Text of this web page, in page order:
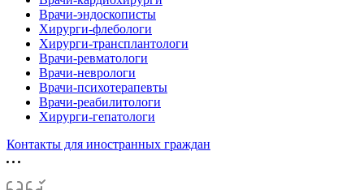
Врачи-эндоскописты
Хирурги-флебологи
Хирурги-трансплантологи
Врачи-ревматологи
Врачи-неврологи
Врачи-психотерапевты
Врачи-реабилитологи
Хирурги-гепатологи
Контакты для иностранных граждан